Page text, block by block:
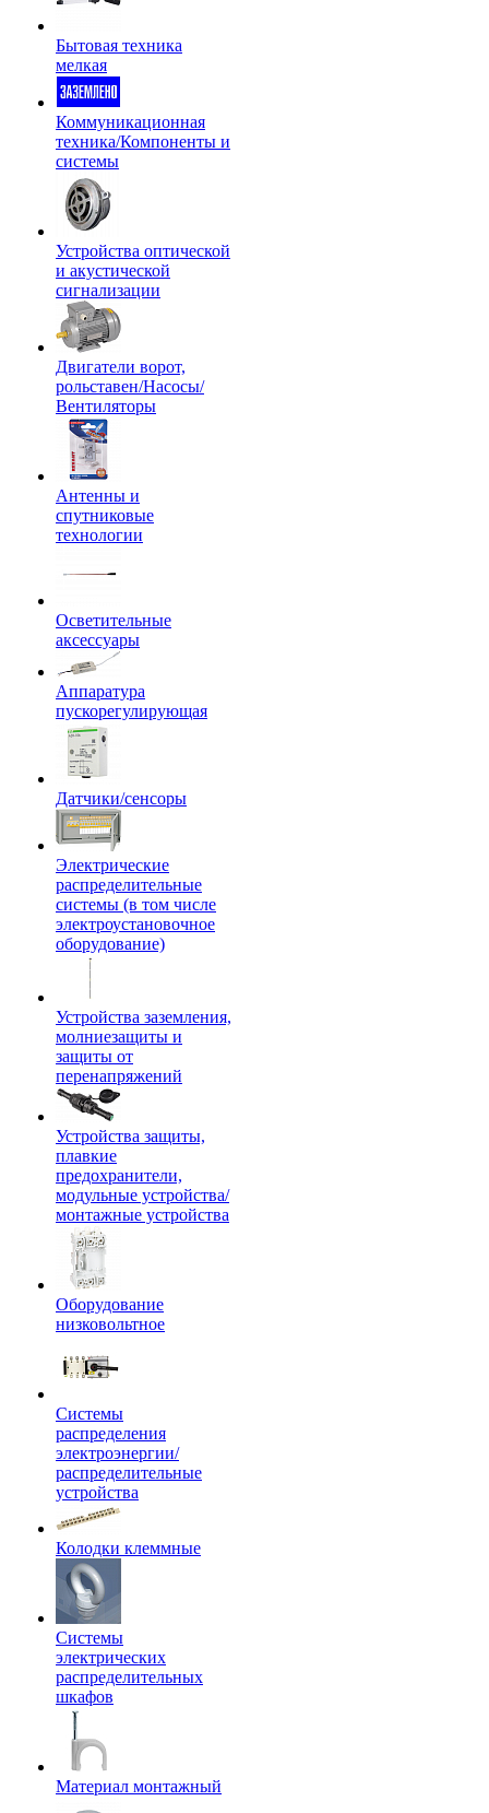
Бытовая техника
мелкая
Коммуникационная
техника/Компоненты и
системы
Устройства оптической
и акустической
сигнализации
Двигатели ворот,
рольставен/Насосы/
Вентиляторы
Антенны и
спутниковые
технологии
Осветительные
аксессуары
Аппаратура
пускорегулирующая
Датчики/сенсоры
Электрические
распределительные
системы (в том числе
электроустановочное
оборудование)
Устройства заземления,
молниезащиты и
защиты от
перенапряжений
Устройства защиты,
плавкие
предохранители,
модульные устройства/
монтажные устройства
Оборудование
низковольтное
Системы
распределения
электроэнергии/
распределительные
устройства
Колодки клеммные
Системы
электрических
распределительных
шкафов
Материал монтажный